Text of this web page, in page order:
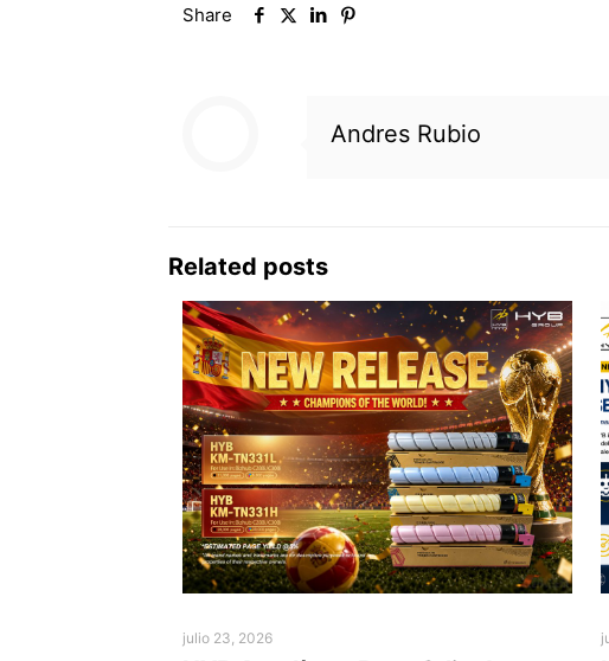
Share
Andres Rubio
Related posts
julio 23, 2026